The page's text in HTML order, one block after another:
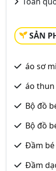
SẢN
áo sơ
áo
Bộ đồ
Bộ đồ
Đầm bé
Đầm